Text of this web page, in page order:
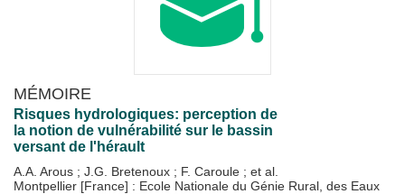
MÉMOIRE
Risques hydrologiques: perception de
la notion de vulnérabilité sur le bassin
versant de l'hérault
A.A. Arous ; J.G. Bretenoux ; F. Caroule ; et al.
Montpellier [France] : Ecole Nationale du Génie Rural, des Eaux